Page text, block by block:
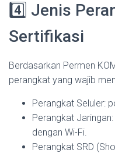
4️⃣ Jenis
Sertifikasi
Berdasarkan Permen
perangkat yang wajib
Perangkat Seluler:
Perangkat
dengan Wi-Fi.
Perangkat SRD